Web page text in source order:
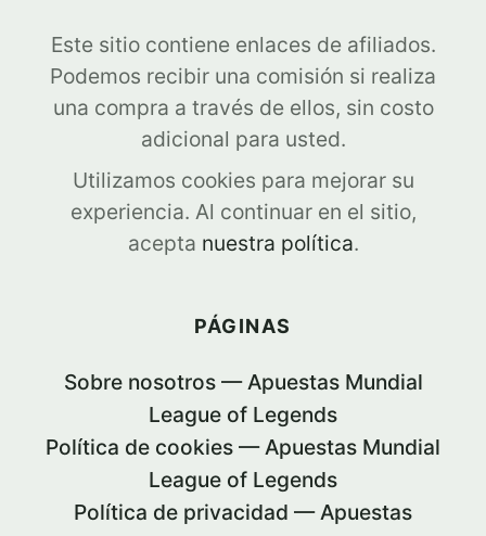
Este sitio contiene enlaces de afiliados.
Podemos recibir una comisión si realiza
una compra a través de ellos, sin costo
adicional para usted.
Utilizamos cookies para mejorar su
experiencia. Al continuar en el sitio,
acepta nuestra política.
PÁGINAS
Sobre nosotros — Apuestas Mundial
League of Legends
Política de cookies — Apuestas Mundial
League of Legends
Política de privacidad — Apuestas